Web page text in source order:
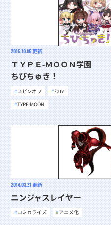
2016.10.06更新
ＴＹＰＥ‐ＭＯＯＮ学園
ちびちゅき！
スピンオフ
Fate
TYPE-MOON
2014.03.21 更新
ニンジャスレイヤー
コミカライズ アニメ化